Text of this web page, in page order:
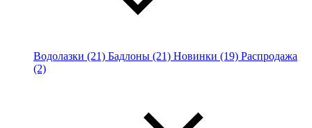
Водолазки (21) Бадлоны (21) Новинки (19) Распродажа
(2)